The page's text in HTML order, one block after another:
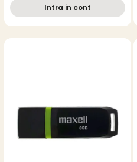
Intra in cont